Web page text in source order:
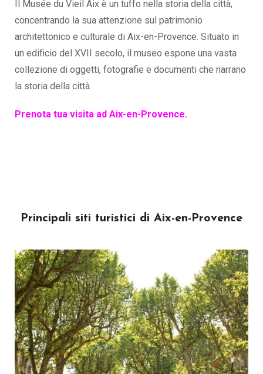
Il Musée du Vieil Aix è un tuffo nella storia della città,
concentrando la sua attenzione sul patrimonio
architettonico e culturale di Aix-en-Provence. Situato in
un edificio del XVII secolo, il museo espone una vasta
collezione di oggetti, fotografie e documenti che narrano
la storia della città.
Prenota tua visita ad Aix-en-Provence.
Principali siti turistici di Aix-en-Provence